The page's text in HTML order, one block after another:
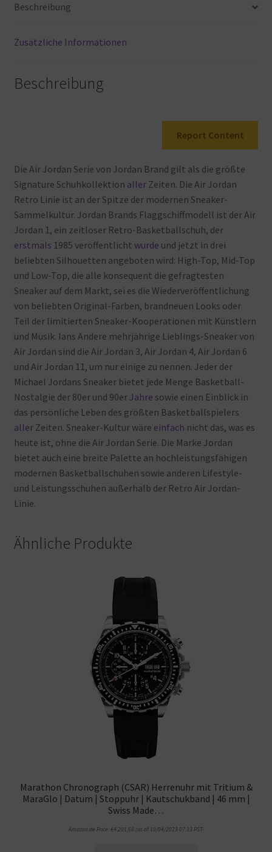
Weiß/Midnight
Menge
Beschreibung
Zusätzliche Informationen
Beschreibung
Report Content
Die Air Jordan Serie von Jordan Brand gilt als die größte
Signature Schuhkollektion allerZeiten. Die Air Jordan
Retro Linie ist an der Spitze der modernen Sneaker-
Sammelkultur. Jordan Brands Flaggschiffmodell ist der Air
Jordan 1, ein zeitloser Retro-Basketballschuh, der
erstmals 1985 veröffentlicht wurde und jetzt in drei
beliebten Silhouetten angeboten wird: High-Top, Mid-Top
und Low-Top, die alle konsequent die gefragtesten
Sneaker auf dem Markt, sei es die Wiederveröffentlichung
von beliebten Original-Farben, brandneuen Looks oder
Teil der limitierten Sneaker-Kooperationen mit Künstlern
und Musik. Ians Andere mehrjährige Lieblings-Sneakervon
Air Jordan sind die Air Jordan 3, Air Jordan 4, Air Jordan 6
und Air Jordan 11, um nur einige zu nennen. Jeder der
Michael Jordans Sneaker bietet jede Menge Basketball-
Nostalgie der 80er und 90erJahre sowie einen Einblick in
das persönliche Leben des größten Basketballspielers
allerZeiten. Sneaker-Kultur wäre einfach nicht das, was es
heute ist, ohne die Air Jordan Serie. Die Marke Jordan
bietet auch eine breite Palette an hochleistungsfähigen
modernen Basketballschuhen sowie anderen Lifestyle-
und Leistungsschuhen außerhalb der Retro Air Jordan-
Linie.
Ähnliche Produkte
Marathon Chronograph (CSAR) Herrenuhr mit Tritium &
MaraGlo | Datum | Stoppuhr | Kautschukband | 46 mm |
Swiss Made…
Amazon.de Price: €4.201,68 (as of 10/04/2023 07:33 PST-